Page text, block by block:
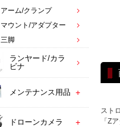
スト
「Z
アーム/クランプ
マウント/アダプター
三脚
ランヤード/カラ
ビナ
メンテナンス用品
ドローンカメラ